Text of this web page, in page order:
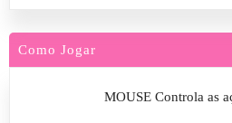
Como Jogar
MOUSE Controla as